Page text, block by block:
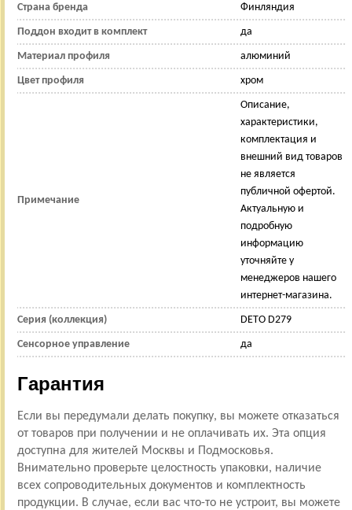
Страна бренда Финляндия
Поддон входит в комплект да
Материал профиля алюминий
Цвет профиля хром
Примечание
Описание,
характеристики,
комплектация и
внешний вид товаров
не является
публичной офертой.
Актуальную и
подробную
информацию
уточняйте у
менеджеров нашего
интернет-магазина.
Серия (коллекция) DETO D279
Сенсорное управление да
Гарантия
Если вы передумали делать покупку, вы можете отказаться
от товаров при получении и не оплачивать их. Эта опция
доступна для жителей Москвы и Подмосковья.
Внимательно проверьте целостность упаковки, наличие
всех сопроводительных документов и комплектность
продукции. В случае, если вас что-то не устроит, вы можете